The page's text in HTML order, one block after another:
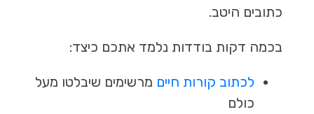
כתובים היטב.
בכמה דקות בודדות נלמד אתכם כיצד:
לכתוב קורות חיים מרשימים שיבלטו מעל
כולם